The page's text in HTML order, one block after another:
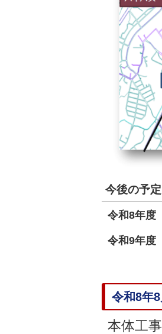
今後の予定
令和8年度
令和9年度
令和8年
本体工